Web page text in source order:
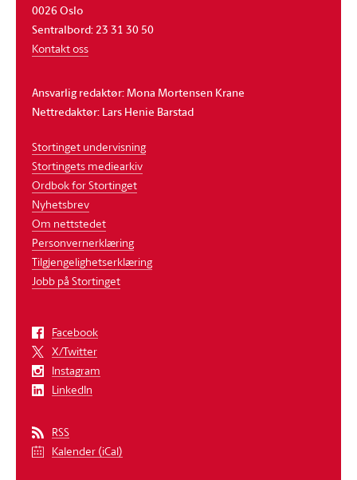
0026 Oslo
Sentralbord: 23 31 30 50
Kontakt oss
Ansvarlig redaktør: Mona Mortensen Krane
Nettredaktør: Lars Henie Barstad
Stortinget undervisning
Stortingets mediearkiv
Ordbok for Stortinget
Nyhetsbrev
Om nettstedet
Personvernerklæring
Tilgjengelighetserklæring
Jobb på Stortinget
Facebook
X/Twitter
Instagram
LinkedIn
RSS
Kalender (iCal)